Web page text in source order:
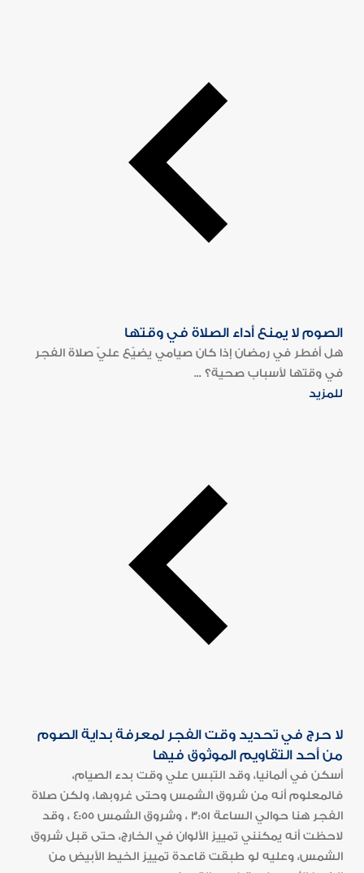
الصوم لا يمنع أداء الصلاة في وقتها
هل أفطر في رمضان إذا كان صيامي يضيّع عليّ صلاة الفجر
في وقتها لأسباب صحية؟ ...
للمزيد
لا حرج في تحديد وقت الفجر لمعرفة بداية الصوم
من أحد التقاويم الموثوق فيها
أسكن في ألمانيا، وقد التبس علي وقت بدء الصيام،
فالمعلوم أنه من شروق الشمس وحتى غروبها، ولكن صلاة
الفجر هنا حوالي الساعة 3:51 ، وشروق الشمس 4:55 ، وقد
لاحظت أنه يمكنني تمييز الألوان في الخارج، حتى قبل شروق
الشمس، وعليه لو طبقت قاعدة تمييز الخيط الأبيض من